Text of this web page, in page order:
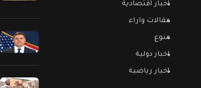
اخبار اقتصادية
مقالات واراء
منوع
اخبار دولية
اخبار رياضية